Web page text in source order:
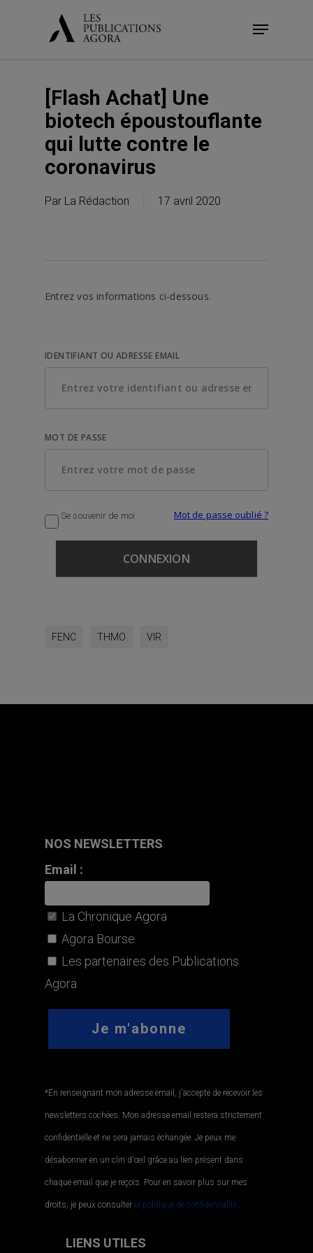
Menu
[Flash Achat] Une
biotech époustouflante
qui lutte contre le
coronavirus
Par La Rédaction 17 avril 2020
Entrez vos informations ci-dessous.
IDENTIFIANT OU ADRESSE EMAIL
MOT DE PASSE
Se souvenir de moi Mot de passe oublié ?
FENC THMO VIR
NOS NEWSLETTERS
Email :
La Chronique Agora
Agora Bourse
Les partenaires des Publications
Agora
*En renseignant mon adresse email, j'accepte de recevoir les
newsletters cochées. Mon adresse email restera strictement
confidentielle et ne sera jamais échangée. Je peux me
désabonner en un clin d'œil grâce au lien présent dans
chaque email que je reçois. Pour en savoir plus sur mes
droits, je peux consulter la politique de confidentialité..
LIENS UTILES